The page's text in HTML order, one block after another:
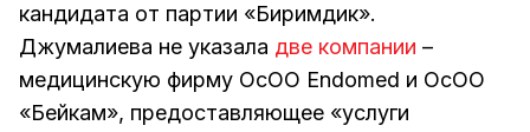
кандидата от партии «Биримдик».
Джумалиева не указала две компании –
медицинскую фирму ОсОО Endomed и ОсОО
«Бейкам», предоставляющее «услуги